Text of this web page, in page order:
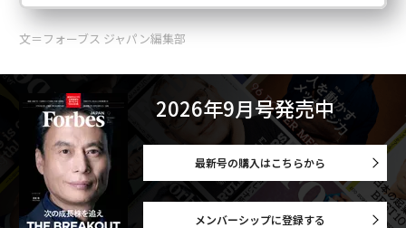
文＝フォーブス ジャパン編集部
2026年9月号発売中
最新号の購入はこちらから
メンバーシップに登録する